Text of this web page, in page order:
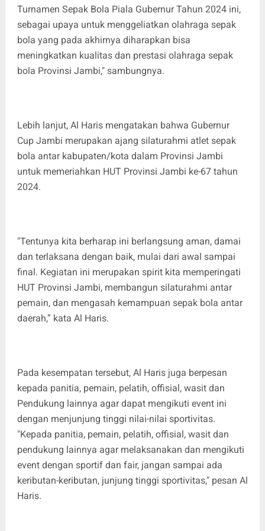
Turnamen Sepak Bola Piala Gubernur Tahun 2024 ini,
sebagai upaya untuk menggeliatkan olahraga sepak
bola yang pada akhirnya diharapkan bisa
meningkatkan kualitas dan prestasi olahraga sepak
bola Provinsi Jambi," sambungnya.
Lebih lanjut, Al Haris mengatakan bahwa Gubernur
Cup Jambi merupakan ajang silaturahmi atlet sepak
bola antar kabupaten/kota dalam Provinsi Jambi
untuk memeriahkan HUT Provinsi Jambi ke-67 tahun
2024.
"Tentunya kita berharap ini berlangsung aman, damai
dan terlaksana dengan baik, mulai dari awal sampai
final. Kegiatan ini merupakan spirit kita memperingati
HUT Provinsi Jambi, membangun silaturahmi antar
pemain, dan mengasah kemampuan sepak bola antar
daerah,” kata Al Haris.
Pada kesempatan tersebut, Al Haris juga berpesan
kepada panitia, pemain, pelatih, offisial, wasit dan
Pendukung lainnya agar dapat mengikuti event ini
dengan menjunjung tinggi nilai-nilai sportivitas.
"Kepada panitia, pemain, pelatih, offisial, wasit dan
pendukung lainnya agar melaksanakan dan mengikuti
event dengan sportif dan fair, jangan sampai ada
keributan-keributan, junjung tinggi sportivitas," pesan Al
Haris.